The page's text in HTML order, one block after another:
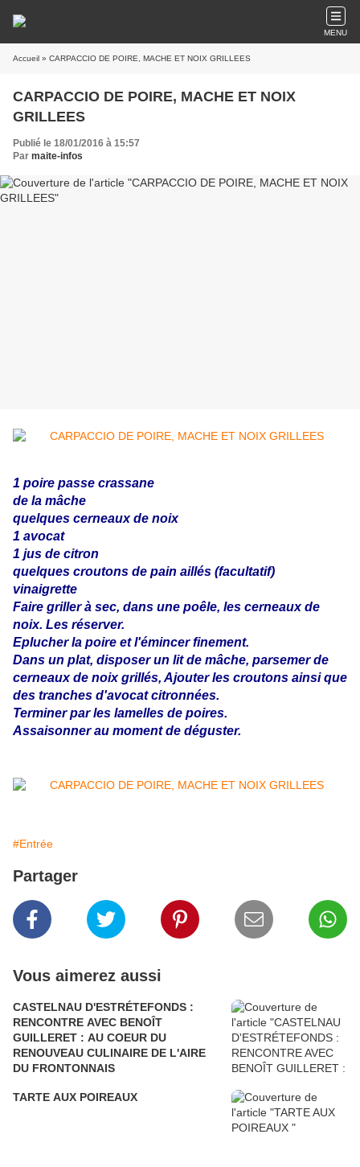
MENU
Accueil » CARPACCIO DE POIRE, MACHE ET NOIX GRILLEES
CARPACCIO DE POIRE, MACHE ET NOIX
GRILLEES
Publié le 18/01/2016 à 15:57
Par maite-infos
1 poire passe crassane
de la mâche
quelques cerneaux de noix
1 avocat
1 jus de citron
quelques croutons de pain aillés (facultatif)
vinaigrette
Faire griller à sec, dans une poêle, les cerneaux de
noix. Les réserver.
Eplucher la poire et l'émincer finement.
Dans un plat, disposer un lit de mâche, parsemer de
cerneaux de noix grillés, Ajouter les croutons ainsi que
des tranches d'avocat citronnées.
Terminer par les lamelles de poires.
Assaisonner au moment de déguster.
#Entrée
Partager
Vous aimerez aussi
CASTELNAU D'ESTRÉTEFONDS :
RENCONTRE AVEC BENOÎT
GUILLERET : AU COEUR DU
RENOUVEAU CULINAIRE DE L'AIRE
DU FRONTONNAIS
TARTE AUX POIREAUX